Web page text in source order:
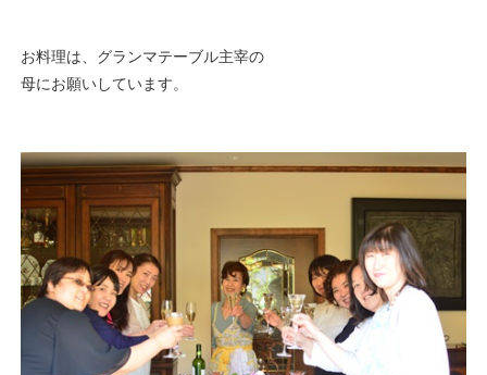
お料理は、グランマテーブル主宰の
母にお願いしています。